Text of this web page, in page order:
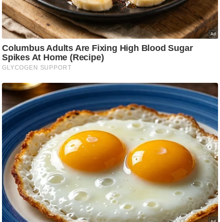
g
N
e
w
s
ला
इ
फ
स्टा
ल
टे
क्नॉ
लॉ
जी
ब्यू
टी